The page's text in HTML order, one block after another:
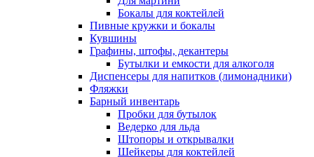
Бокалы для коктейлей
Пивные кружки и бокалы
Кувшины
Графины, штофы, декантеры
Бутылки и емкости для алкоголя
Диспенсеры для напитков (лимонадники)
Фляжки
Барный инвентарь
Пробки для бутылок
Ведерко для льда
Штопоры и открывалки
Шейкеры для коктейлей